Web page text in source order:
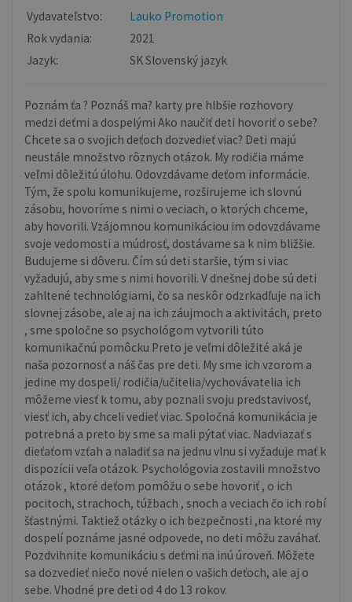
Vydavateľstvo:
Lauko Promotion
Rok vydania:
2021
Jazyk:
SK Slovenský jazyk
Poznám ťa ? Poznáš ma? karty pre hlbšie rozhovory
medzi deťmi a dospelými Ako naučiť deti hovoriť o sebe?
Chcete sa o svojich deťoch dozvedieť viac? Deti majú
neustále množstvo rôznych otázok. My rodičia máme
veľmi dôležitú úlohu. Odovzdávame deťom informácie.
Tým, že spolu komunikujeme, rozširujeme ich slovnú
zásobu, hovoríme s nimi o veciach, o ktorých chceme,
aby hovorili. Vzájomnou komunikáciou im odovzdávame
svoje vedomosti a múdrosť, dostávame sa k nim bližšie.
Budujeme si dôveru. Čím sú deti staršie, tým si viac
vyžadujú, aby sme s nimi hovorili. V dnešnej dobe sú deti
zahltené technológiami, čo sa neskôr odzrkadľuje na ich
slovnej zásobe, ale aj na ich záujmoch a aktivitách, preto
, sme spoločne so psychológom vytvorili túto
komunikačnú pomôcku Preto je veľmi dôležité aká je
naša pozornosť a náš čas pre deti. My sme ich vzorom a
jedine my dospeli/ rodičia/učitelia/vychovávatelia ich
môžeme viesť k tomu, aby poznali svoju predstavivosť,
viesť ich, aby chceli vedieť viac. Spoločná komunikácia je
potrebná a preto by sme sa mali pýtať viac. Nadviazať s
dieťaťom vzťah a naladiť sa na jednu vlnu si vyžaduje mať k
dispozícii veľa otázok. Psychológovia zostavili množstvo
otázok , ktoré deťom pomôžu o sebe hovoriť , o ich
pocitoch, strachoch, túžbach , snoch a veciach čo ich robí
šťastnými. Taktiež otázky o ich bezpečnosti ,na ktoré my
dospelí poznáme jasné odpovede, no deti môžu zaváhať.
Pozdvihnite komunikáciu s deťmi na inú úroveň. Môžete
sa dozvedieť niečo nové nielen o vašich deťoch, ale aj o
sebe. Vhodné pre deti od 4 do 13 rokov.